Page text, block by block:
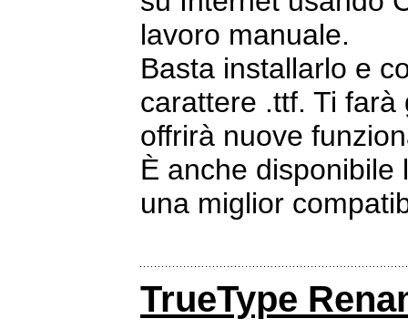
lavoro manuale.
Basta installarlo e
carattere .ttf. Ti farà
offrirà nuove
È anche
una miglior
TrueType